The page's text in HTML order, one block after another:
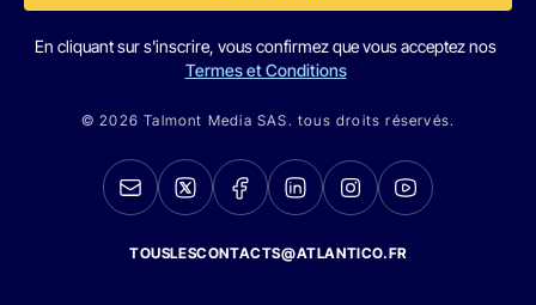
En cliquant sur s'inscrire, vous confirmez que vous acceptez nos
Termes et Conditions
© 2026 Talmont Media SAS. tous droits réservés.
TOUSLESCONTACTS@ATLANTICO.FR